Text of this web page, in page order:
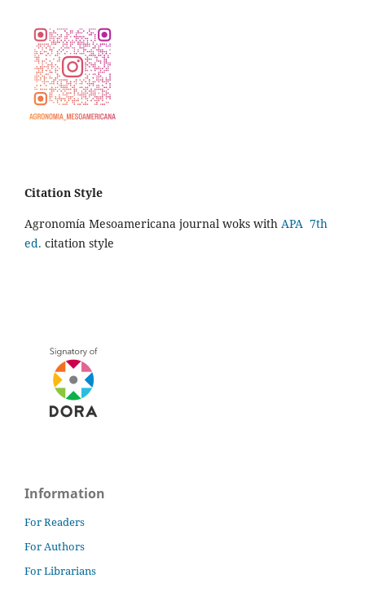
Citation Style
Agronomía Mesoamericana journal woks with APA 7th
ed. citation style
Information
For Readers
For Authors
For Librarians